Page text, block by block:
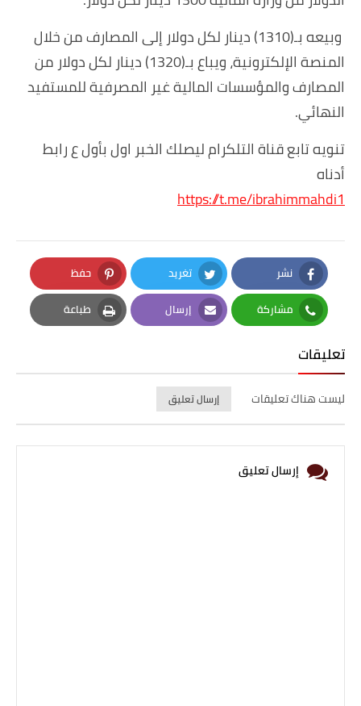
وبيعه بـ(1310) دينار لكل دولار إلى المصارف من خلال
المنصة الإلكترونية، ويباع بـ(1320) دينار لكل دولار من
المصارف والمؤسسات المالية غير المصرفية للمستفيد
النهائي.
تنويه تابع قناة التلكرام ليصلك الخبر اول بأول ع رابط
أدناه
https://t.me/ibrahimmahdi1
نشر
Facebook
تغريد
Twitter
حفظ
Pinterest
مشاركة
Whatsapp
إرسال
Email
طباعة
Print
تعليقات
ليست هناك تعليقات إرسال تعليق
إرسال تعليق